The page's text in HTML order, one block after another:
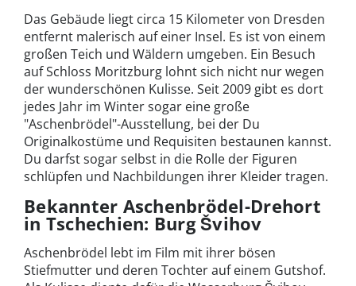
Das Gebäude liegt circa 15 Kilometer von Dresden
entfernt malerisch auf einer Insel. Es ist von einem
großen Teich und Wäldern umgeben. Ein Besuch
auf Schloss Moritzburg lohnt sich nicht nur wegen
der wunderschönen Kulisse. Seit 2009 gibt es dort
jedes Jahr im Winter sogar eine große
"Aschenbrödel"-Ausstellung, bei der Du
Originalkostüme und Requisiten bestaunen kannst.
Du darfst sogar selbst in die Rolle der Figuren
schlüpfen und Nachbildungen ihrer Kleider tragen.
Bekannter Aschenbrödel-Drehort
in Tschechien: Burg Švihov
Aschenbrödel lebt im Film mit ihrer bösen
Stiefmutter und deren Tochter auf einem Gutshof.